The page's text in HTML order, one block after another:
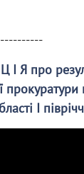
Я про
прокуратури
І